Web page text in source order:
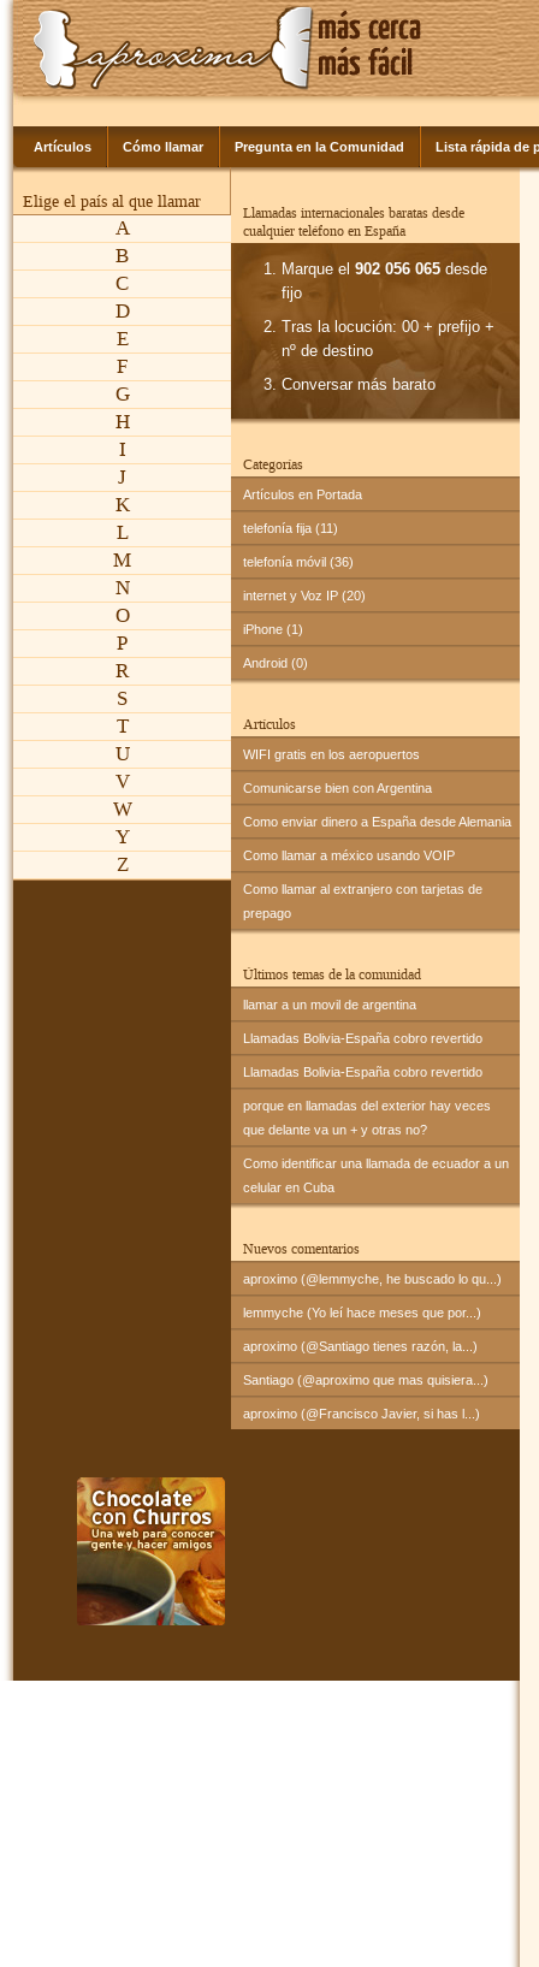
Artículos Cómo llamar Pregunta en la Comunidad Lista rápida de
Elige el país al que llamar
A
B
C
D
E
F
G
H
I
J
K
L
M
N
O
P
R
S
T
U
V
W
Y
Z
Llamadas internacionales baratas desde
cualquier teléfono en España
Marque el902 056 065 desde
fijo
Tras la locución: 00 + prefijo +
nº de destino
Conversar más barato
Categorías
Artículos en Portada
telefonía fija (11)
telefonía móvil (36)
internet y Voz IP (20)
iPhone (1)
Android (0)
Artículos
WIFI gratis en los aeropuertos
Comunicarse bien con Argentina
Como enviar dinero a España desde Alemania
Como llamar a méxico usando VOIP
Como llamar al extranjero con tarjetas de
prepago
Últimos temas de la comunidad
llamar a un movil de argentina
Llamadas Bolivia-España cobro revertido
Llamadas Bolivia-España cobro revertido
porque en llamadas del exterior hay veces
que delante va un + y otras no?
Como identificar una llamada de ecuador a un
celular en Cuba
Nuevos comentarios
aproximo (@lemmyche, he buscado lo qu...)
lemmyche (Yo leí hace meses que por...)
aproximo (@Santiago tienes razón, la...)
Santiago (@aproximo que mas quisiera...)
aproximo (@Francisco Javier, si has l...)